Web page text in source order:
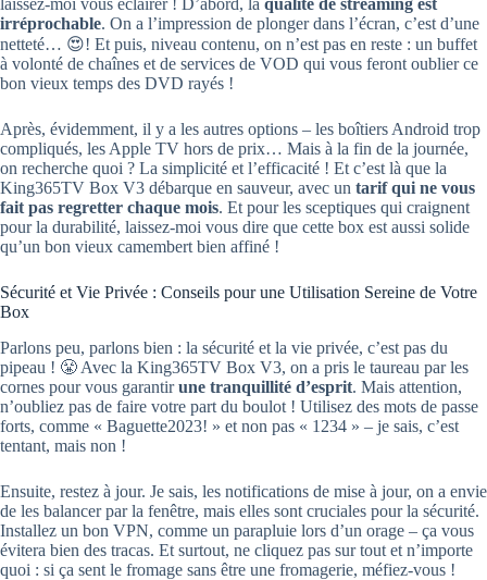
irréprochable. On a l’impression de plonger dans l’écran, c’est d’une
netteté… 😍! Et puis, niveau contenu, on n’est pas en reste : un buffet
à volonté de chaînes et de services de VOD qui vous feront oublier ce
bon vieux temps des DVD rayés !
Après, évidemment, il y a les autres options – les boîtiers Android trop
compliqués, les Apple TV hors de prix… Mais à la fin de la journée,
on recherche quoi ? La simplicité et l’efficacité ! Et c’est là que la
King365TV Box V3 débarque en sauveur, avec un tarif qui ne vous
fait pas regretter chaque mois. Et pour les sceptiques qui craignent
pour la durabilité, laissez-moi vous dire que cette box est aussi solide
qu’un bon vieux camembert bien affiné !
Sécurité et Vie Privée : Conseils pour une Utilisation Sereine de Votre
Box
Parlons peu, parlons bien : la sécurité et la vie privée, c’est pas du
pipeau ! 😤 Avec la King365TV Box V3, on a pris le taureau par les
cornes pour vous garantirune tranquillité d’esprit. Mais attention,
n’oubliez pas de faire votre part du boulot ! Utilisez des mots de passe
forts, comme « Baguette2023! » et non pas « 1234 » – je sais, c’est
tentant, mais non !
Ensuite, restez à jour. Je sais, les notifications de mise à jour, on a envie
de les balancer par la fenêtre, mais elles sont cruciales pour la sécurité.
Installez un bon VPN, comme un parapluie lors d’un orage – ça vous
évitera bien des tracas. Et surtout, ne cliquez pas sur tout et n’importe
quoi : si ça sent le fromage sans être une fromagerie, méfiez-vous !